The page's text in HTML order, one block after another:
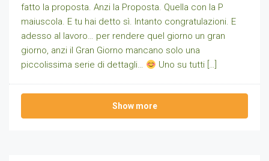
fatto la proposta. Anzi la Proposta. Quella con la P
maiuscola. E tu hai detto sì. Intanto congratulazioni. E
adesso al lavoro… per rendere quel giorno un gran
giorno, anzi il Gran Giorno mancano solo una
piccolissima serie di dettagli…
Uno su tutti […]
Show more